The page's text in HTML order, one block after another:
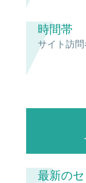
時間帯
サイト訪問
最新の